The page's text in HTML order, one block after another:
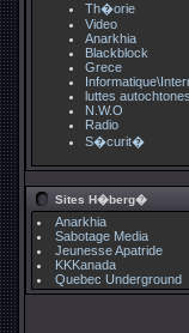
Th�orie
Video
Anarkhia
Blackblock
Grece
luttes autochtones
N.W.O
Radio
S�curit�
Sites H�berg�
Anarkhia
Sabotage Media
Jeunesse Apatride
KKKanada
Quebec Underground